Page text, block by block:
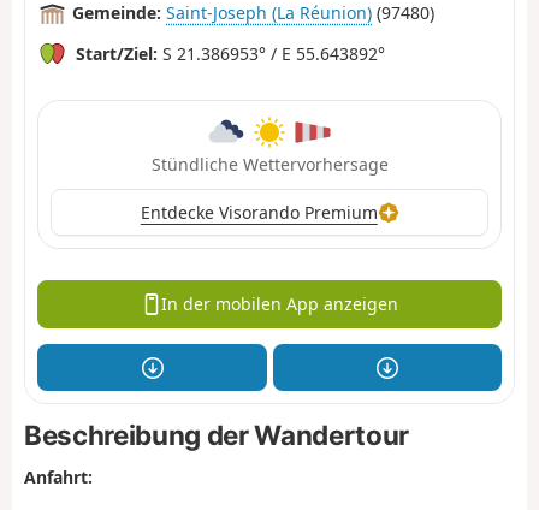
Gemeinde: Saint-Joseph (La Réunion) (97480)
Start/Ziel: S 21.386953° / E 55.643892°
Stündliche Wettervorhersage
Entdecke Visorando Premium
In der mobilen App anzeigen
Beschreibung der Wandertour
Anfahrt: